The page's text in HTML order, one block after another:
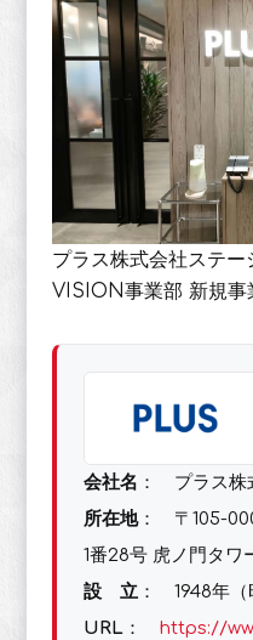
プラス株式会社ステ
VISION事業部 新規事
会社名 ： プラス株
所在地： 〒105-
1番28号 虎ノ門タワ
設 立： 1948年（
URL： https://